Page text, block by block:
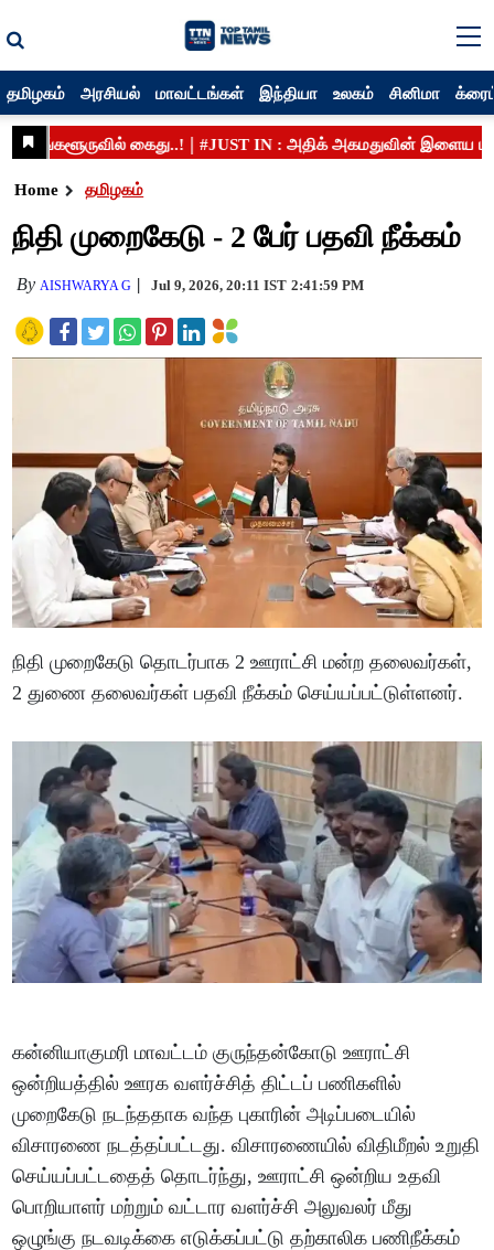
தமிழகம் அரசியல் மாவட்டங்கள் இந்தியா உலகம் சினிமா
Home தமிழகம்
நிதி முறைகேடு - 2 பேர் பதவி நீக்கம்
By AISHWARYA G Jul 9, 2026, 20:11 IST 2:41:59 PM
நிதி முறைகேடு தொடர்பாக 2 ஊராட்சி மன்ற தலைவர்கள்,
2 துணை தலைவர்கள் பதவி நீக்கம் செய்யப்பட்டுள்ளனர்.
கன்னியாகுமரி மாவட்டம் குருந்தன்கோடு ஊராட்சி
ஒன்றியத்தில் ஊரக வளர்ச்சித் திட்டப் பணிகளில்
முறைகேடு நடந்ததாக வந்த புகாரின் அடிப்படையில்
விசாரணை நடத்தப்பட்டது. விசாரணையில் விதிமீறல் உறுதி
செய்யப்பட்டதைத் தொடர்ந்து, ஊராட்சி ஒன்றிய உதவி
பொறியாளர் மற்றும் வட்டார வளர்ச்சி அலுவலர் மீது
ஒழுங்கு நடவடிக்கை எடுக்கப்பட்டு தற்காலிக பணிநீக்கம்